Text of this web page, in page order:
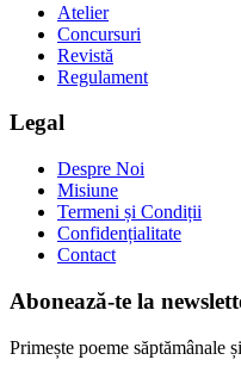
Atelier
Concursuri
Revistă
Regulament
Legal
Despre Noi
Misiune
Termeni și Condiții
Confidențialitate
Contact
Abonează-te la
Primește poeme săptămânale